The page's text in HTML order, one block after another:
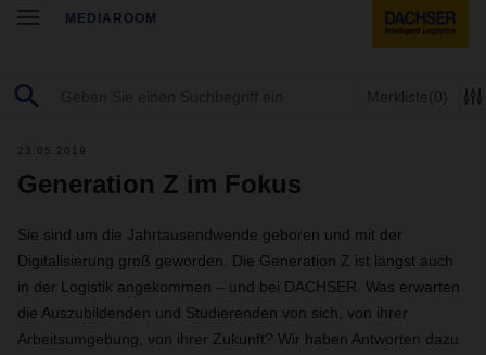
MEDIAROOM
Merkliste(0)
23.05.2019
Generation Z im Fokus
Sie sind um die Jahrtausendwende geboren und mit der
Digitalisierung groß geworden. Die Generation Z ist längst auch
in der Logistik angekommen – und bei DACHSER. Was erwarten
die Auszubildenden und Studierenden von sich, von ihrer
Arbeitsumgebung, von ihrer Zukunft? Wir haben Antworten dazu